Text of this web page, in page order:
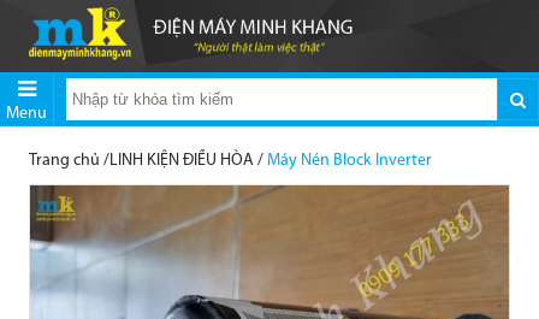
Menu
Trang chủ /LINH KIỆN ĐIỀU HÒA / Máy Nén Block Inverter